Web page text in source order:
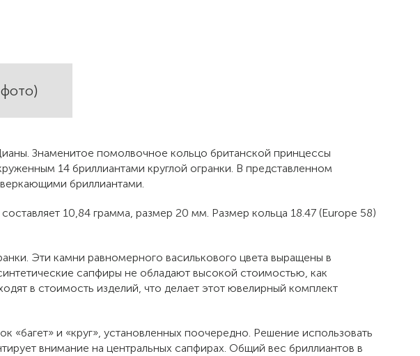
Знаменитое помолвочное кольцо британской принцессы
14 бриллиантами круглой огранки. В представленном
бриллиантами.
10,84 грамма, размер 20 мм. Размер кольца 18.47 (Europe 58)
Эти камни равномерного василькового цвета выращены в
сапфиры не обладают высокой стоимостью, как
в стоимость изделий, что делает этот ювелирный комплект
и «круг», установленных поочередно. Решение использовать
внимание на центральных сапфирах. Общий вес бриллиантов в